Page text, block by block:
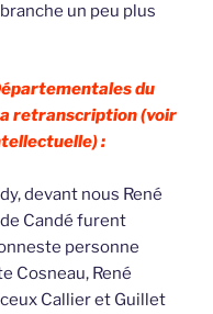
un peu plus
du
retranscription (voir
:
devant nous René
Candé furent
personne
Cosneau, René
Callier et Guillet